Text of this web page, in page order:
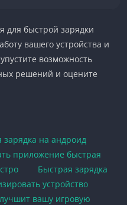
для быстрой зарядки
вашего устройства и
возможность
решений и оцените
на андроид
приложение быстрая
Быстрая зарядка
устройство
вашу игровую